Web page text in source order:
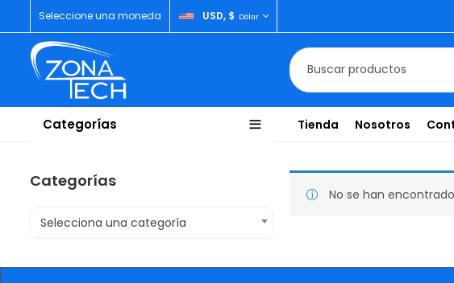
Seleccione una moneda USD, $ Dólar
Categorías Tienda Nosotros
No se han
Categorías
Selecciona una categoría